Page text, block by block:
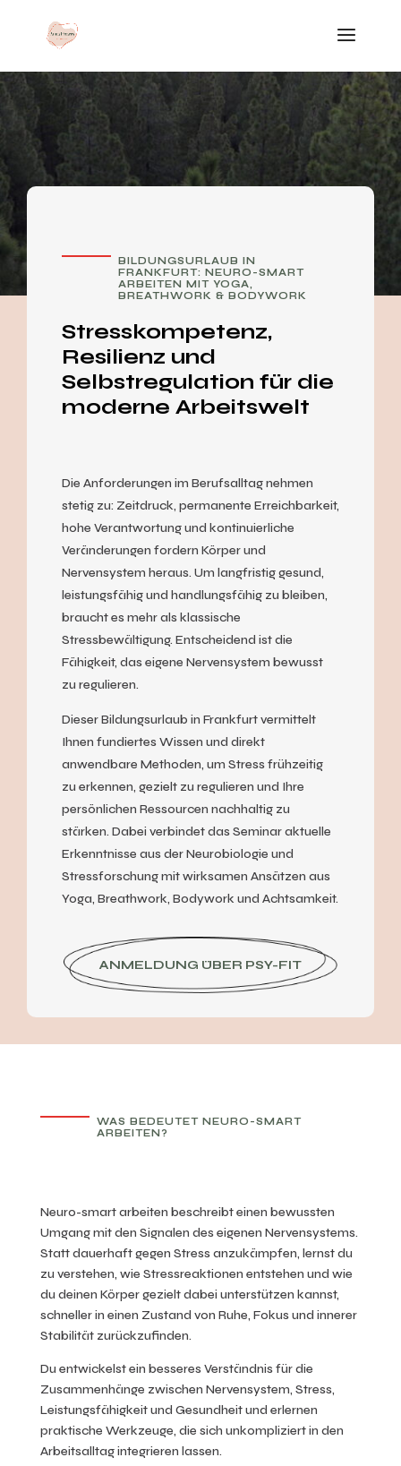
BILDUNGSURLAUB IN
FRANKFURT: NEURO-SMART
ARBEITEN MIT YOGA,
BREATHWORK & BODYWORK
Stresskompetenz,
Resilienz und
Selbstregulation für die
moderne Arbeitswelt
Die Anforderungen im Berufsalltag nehmen
stetig zu: Zeitdruck, permanente Erreichbarkeit,
hohe Verantwortung und kontinuierliche
Veränderungen fordern Körper und
Nervensystem heraus. Um langfristig gesund,
leistungsfähig und handlungsfähig zu bleiben,
braucht es mehr als klassische
Stressbewältigung. Entscheidend ist die
Fähigkeit, das eigene Nervensystem bewusst
zu regulieren.
Dieser Bildungsurlaub in Frankfurt vermittelt
Ihnen fundiertes Wissen und direkt
anwendbare Methoden, um Stress frühzeitig
zu erkennen, gezielt zu regulieren und Ihre
persönlichen Ressourcen nachhaltig zu
stärken. Dabei verbindet das Seminar aktuelle
Erkenntnisse aus der Neurobiologie und
Stressforschung mit wirksamen Ansätzen aus
Yoga, Breathwork, Bodywork und Achtsamkeit.
ANMELDUNG ÜBER PSY-FIT
WAS BEDEUTET NEURO-SMART
ARBEITEN?
Neuro-smart arbeiten beschreibt einen bewussten
Umgang mit den Signalen des eigenen Nervensystems.
Statt dauerhaft gegen Stress anzukämpfen, lernst du
zu verstehen, wie Stressreaktionen entstehen und wie
du deinen Körper gezielt dabei unterstützen kannst,
schneller in einen Zustand von Ruhe, Fokus und innerer
Stabilität zurückzufinden.
Du entwickelst ein besseres Verständnis für die
Zusammenhänge zwischen Nervensystem, Stress,
Leistungsfähigkeit und Gesundheit und erlernen
praktische Werkzeuge, die sich unkompliziert in den
Arbeitsalltag integrieren lassen.